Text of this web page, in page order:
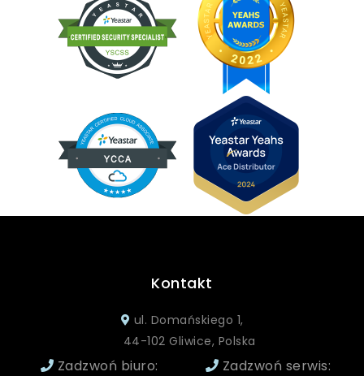
Kontakt
ul. Domańskiego 1,
44-102 Gliwice, Polska
Zadzwoń biuro:
Zadzwoń serwis: